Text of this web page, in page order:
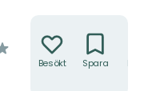
Besökt Spara